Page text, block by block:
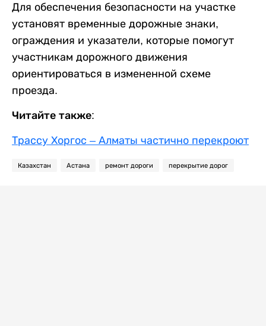
Для обеспечения безопасности на участке
установят временные дорожные знаки,
ограждения и указатели, которые помогут
участникам дорожного движения
ориентироваться в измененной схеме
проезда.
Читайте также:
Трассу Хоргос – Алматы частично перекроют
Казахстан Астана ремонт дороги перекрытие дорог